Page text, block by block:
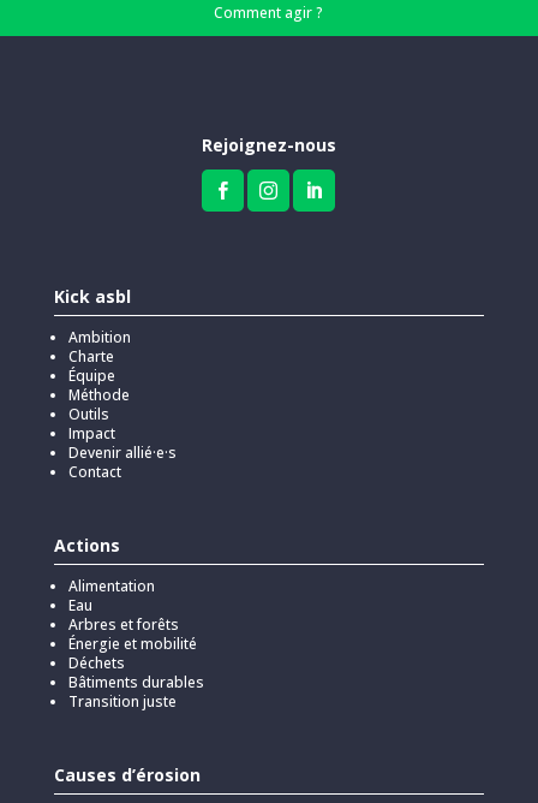
Comment agir ?
Rejoignez-nous
  
Kick asbl
Ambition
Charte
Équipe
Méthode
Outils
Impact
Devenir allié·e·s
Contact
Actions
Alimentation
Eau
Arbres et forêts
Énergie et mobilité
Déchets
Bâtiments durables
Transition juste
Causes d’érosion